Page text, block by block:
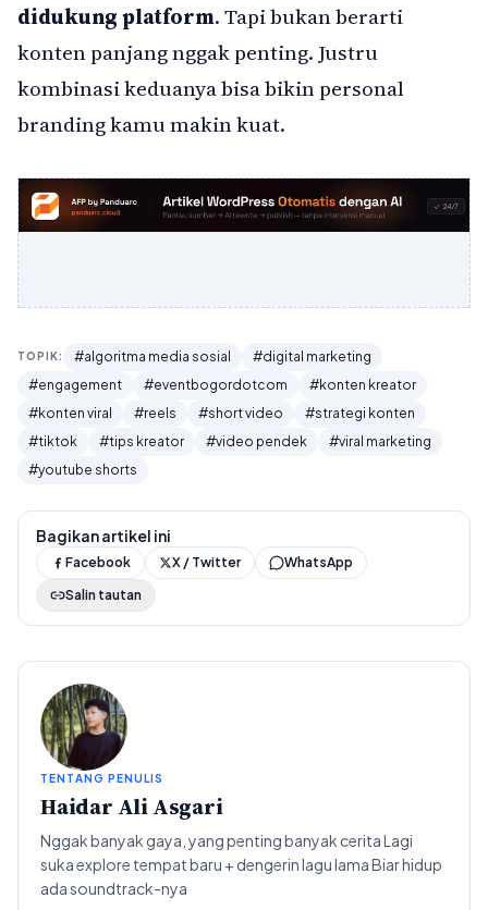
didukung platform. Tapi bukan berarti
konten panjang nggak penting. Justru
kombinasi keduanya bisa bikin personal
branding kamu makin kuat.
TOPIK: #algoritma media sosial
#digital marketing
#engagement
#eventbogordotcom
#konten kreator
#konten viral
#reels #short video
#strategi konten
#tiktok
#tips kreator #video pendek
#viral marketing
#youtube shorts
Bagikan artikel ini
Facebook X / Twitter
WhatsApp
Salin tautan
TENTANG PENULIS
Haidar Ali Asgari
Nggak banyak gaya, yang penting banyak cerita Lagi
suka explore tempat baru + dengerin lagu lama Biar hidup
ada soundtrack-nya